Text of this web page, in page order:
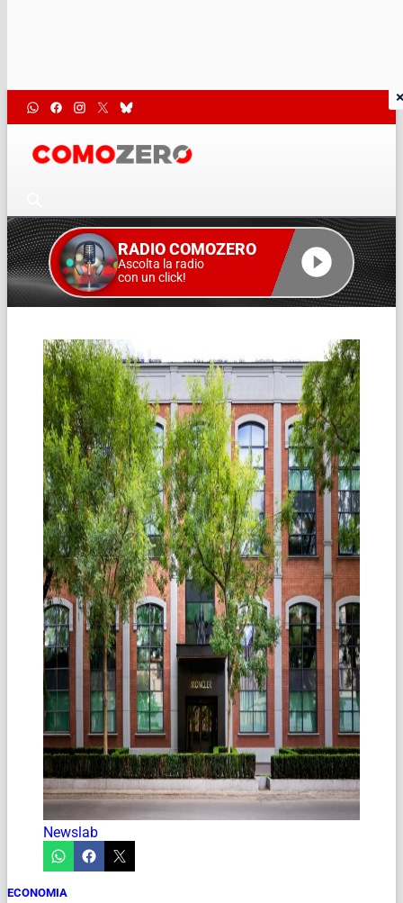
RADIO COMOZERO
Ascolta la radio
con un click!
Newslab
ECONOMIA